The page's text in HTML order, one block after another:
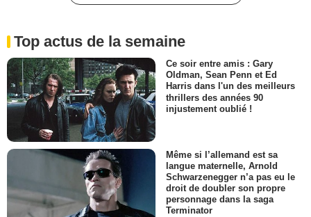
Top actus de la semaine
Ce soir entre amis : Gary
Oldman, Sean Penn et Ed
Harris dans l'un des meilleurs
thrillers des années 90
injustement oublié !
Même si l’allemand est sa
langue maternelle, Arnold
Schwarzenegger n’a pas eu le
droit de doubler son propre
personnage dans la saga
Terminator